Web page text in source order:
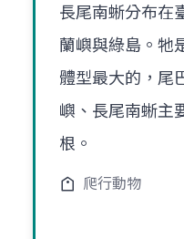
長尾南蜥分布在
蘭嶼與綠島。牠
體型最大的，尾
嶼、長尾南蜥主
根。
爬行動物